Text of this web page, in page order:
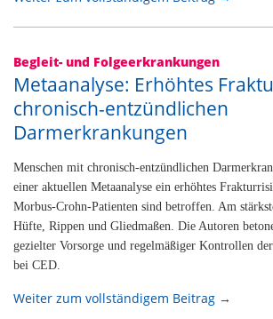
Begleit- und Folgeerkrankungen
Metaanalyse: Erhöhtes
chronisch-entzündlichen
Darmerkrankungen
Menschen mit chronisch-entzündlichen
einer aktuellen Metaanalyse ein erhöhtes
Morbus-Crohn-Patienten sind betroffen. Am
Hüfte, Rippen und Gliedmaßen. Die Autoren
gezielter Vorsorge und regelmäßiger Kontrollen
bei CED.
Weiter zum vollständigem Beitrag →